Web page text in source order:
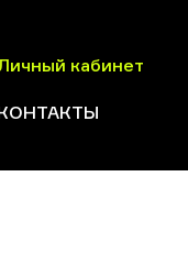
кабинет